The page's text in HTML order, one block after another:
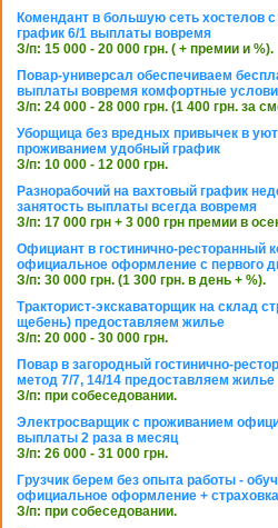
Комендант в большую сеть хостелов
график 6/1 выплаты вовремя
З/п: 15 000 - 20 000 грн. ( + премии и %).
Повар-универсал обеспечиваем
выплаты вовремя комфортные
З/п: 24 000 - 28 000 грн. (1 400 грн. за
Уборщица без вредных привычек в
проживанием удобный график
З/п: 10 000 - 12 000 грн.
Разнорабочий на вахтовый график
занятость выплаты всегда вовремя
З/п: 17 000 грн + 3 000 грн премии в
Официант в гостинично-ресторанный
официальное оформление с первого
З/п: 30 000 грн. (1 300 грн. в день + %).
Тракторист-экскаваторщик на склад
щебень) предоставляем жилье
З/п: 20 000 - 30 000 грн.
Повар в загородный гостинично-
метод 7/7, 14/14 предоставляем жилье
З/п: при собеседовании.
Электросварщик с проживанием
выплаты 2 раза в месяц
З/п: 26 000 - 31 000 грн.
Грузчик берем без опыта работы -
официальное оформление + страховка
З/п: при собеседовании.